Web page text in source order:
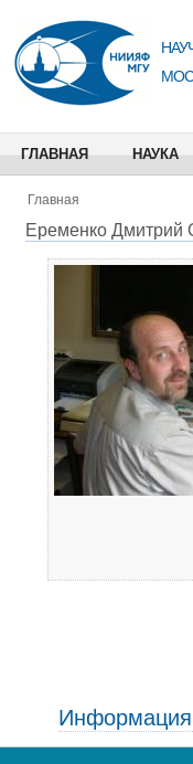
ГЛАВНАЯ НАУКА
Главная
Еременко Дмитрий